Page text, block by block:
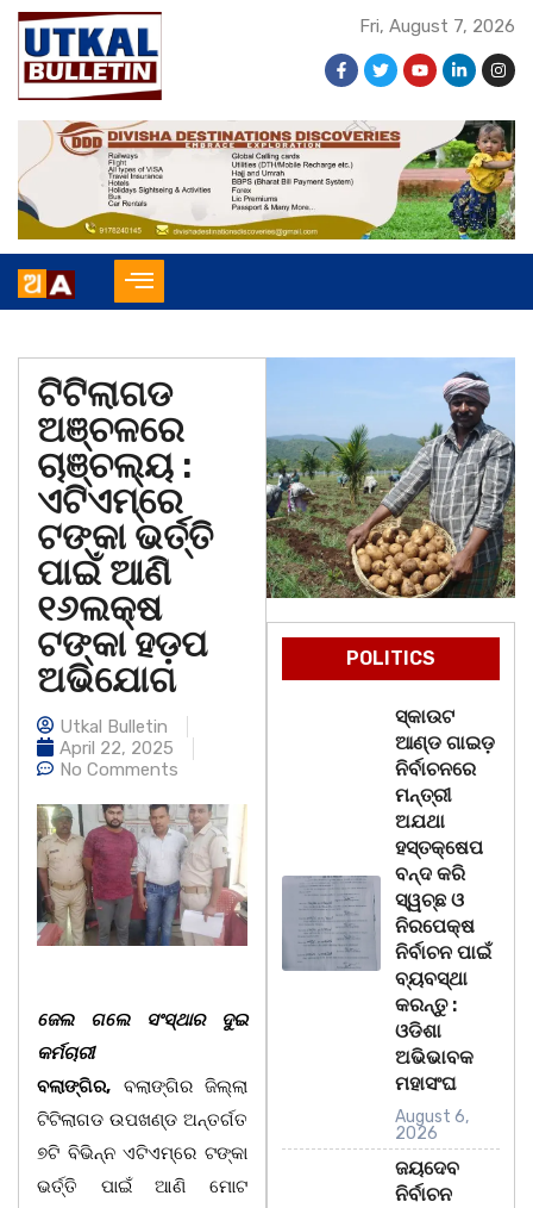
Fri, August 7, 2026
ଟିଟିଲାଗଡ
ଅଞ୍ଚଳରେ
ଚାଞ୍ଚଲ୍ୟ :
ଏଟିଏମ୍‌ରେ
ଟଙ୍କା ଭର୍ତ୍ତି
ପାଇଁ ଆଣି
୧୬ଲକ୍ଷ
ଟଙ୍କା ହଡ଼ପ
ଅଭିଯୋଗ
Utkal Bulletin
April 22, 2025
No Comments
ଜେଲ ଗଲେ ସଂସ୍ଥାର ଦୁଇ
କର୍ମଚାରୀ
ବଲାଙ୍ଗିର, ବଲାଙ୍ଗିର ଜିଲ୍ଲା
ଟିଟିଲାଗଡ ଉପଖଣ୍ଡ ଅନ୍ତର୍ଗତ
୭ଟି ବିଭିନ୍ନ ଏଟିଏମ୍‌ରେ ଟଙ୍କା
ଭର୍ତ୍ତି ପାଇଁ ଆଣି ମୋଟ
POLITICS
ସ୍କାଉଟ
ଆଣ୍ଡ ଗାଇଡ଼
ନିର୍ବାଚନରେ
ମନ୍ତ୍ରୀ
ଅଯଥା
ହସ୍ତକ୍ଷେପ
ବନ୍ଦ କରି
ସ୍ୱଚ୍ଛ ଓ
ନିରପେକ୍ଷ
ନିର୍ବାଚନ ପାଇଁ
ବ୍ୟବସ୍ଥା
କରନ୍ତୁ :
ଓଡିଶା
ଅଭିଭାବକ
ମହାସଂଘ
August 6,
2026
ଜୟଦେବ
ନିର୍ବାଚନ